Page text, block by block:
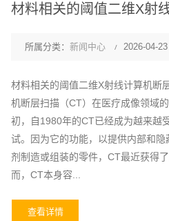
材料相关的阈值二维X射
所属分类： 新闻中心 2026-04-23
材料相关的阈值二维X射线计算机断
机断层扫描（CT）在医疗成像领域
初，自1980年的CT已经成为越来越
试。因为它的功能，以提供内部和
剂制造或组装的零件，CT最近获得
而，CT本身容...
查看详情